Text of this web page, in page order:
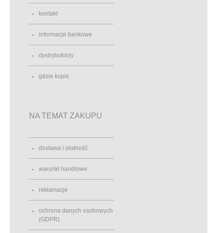
kontakt
informacje bankowe
dystrybutorzy
gdzie kupis
NA TEMAT ZAKUPU
dostawa i płatność
warunki handlowe
reklamacje
ochrona danych osobowych
(GDPR)